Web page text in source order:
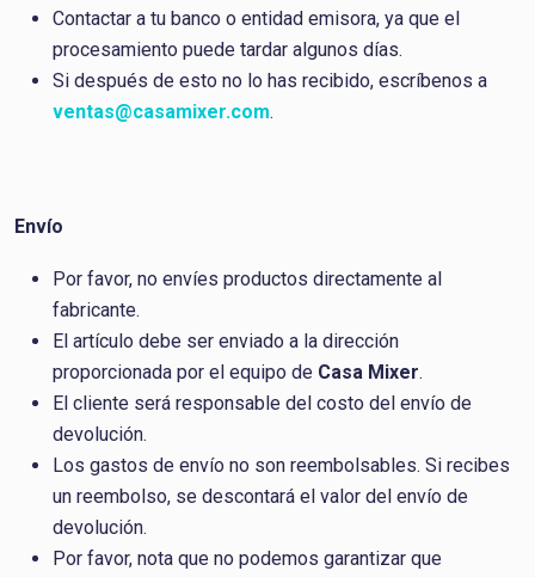
Contactar a tu banco o entidad emisora, ya que el
procesamiento puede tardar algunos días.
Si después de esto no lo has recibido, escríbenos a
ventas@casamixer.com.
Envío
Por favor, no envíes productos directamente al
fabricante.
El artículo debe ser enviado a la dirección
proporcionada por el equipo de Casa Mixer.
El cliente será responsable del costo del envío de
devolución.
Los gastos de envío no son reembolsables. Si recibes
un reembolso, se descontará el valor del envío de
devolución.
Por favor, nota que no podemos garantizar que